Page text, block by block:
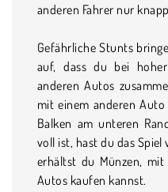
anderen Fahrer nur
Gefährliche Stunts
auf, dass du bei
anderen Autos
mit einem anderen
Balken am unteren
voll ist, hast du das Spiel
erhältst du Münzen,
Autos kaufen kannst.